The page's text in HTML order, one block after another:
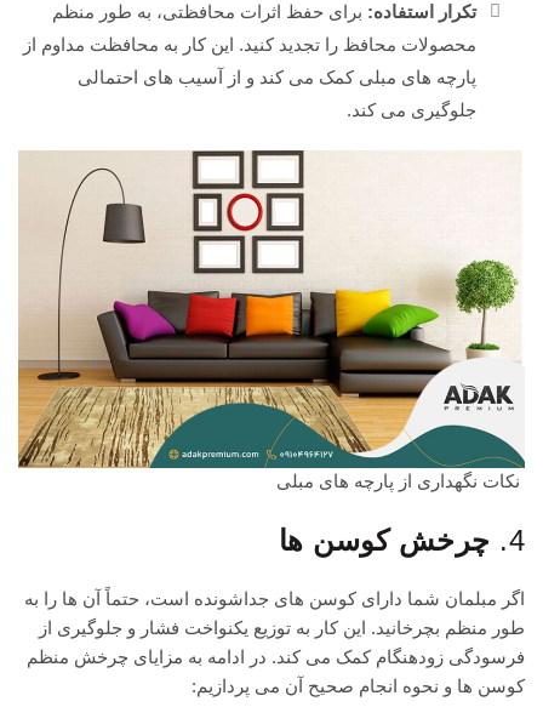
تکرار استفاده: برای حفظ اثرات محافظتی، به طور منظم
محصولات محافظ را تجدید کنید. این کار به محافظت مداوم از
پارچه های مبلی کمک می کند و از آسیب های احتمالی
جلوگیری می کند.
نکات نگهداری از پارچه های مبلی
4. چرخش کوسن ها
اگر مبلمان شما دارای کوسن های جداشونده است، حتماً آن ها را به
طور منظم بچرخانید. این کار به توزیع یکنواخت فشار و جلوگیری از
فرسودگی زودهنگام کمک می کند. در ادامه به مزایای چرخش منظم
کوسن ها و نحوه انجام صحیح آن می پردازیم: